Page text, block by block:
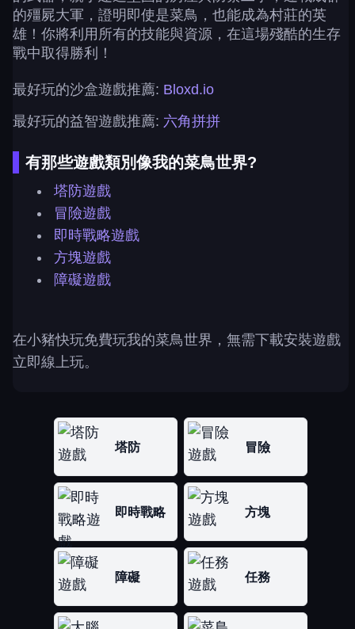
的殭屍大軍，證明即使是菜鳥，也能成為村莊的英
雄！你將利用所有的技能與資源，在這場殘酷的生存
戰中取得勝利！
最好玩的沙盒遊戲推薦: Bloxd.io
最好玩的益智遊戲推薦: 六角拼拼
有那些遊戲類別像我的菜鳥世界?
塔防遊戲
冒險遊戲
即時戰略遊戲
方塊遊戲
障礙遊戲
在小豬快玩免費玩我的菜鳥世界，無需下載安裝遊戲
立即線上玩。
塔防 冒險
即時戰略 方塊
障礙 任務